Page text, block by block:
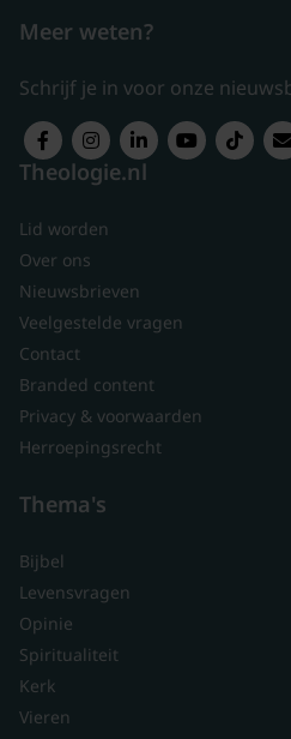
Meer weten?
Schrijf je in voor onze
Theologie.nl
Lid worden
Over ons
Nieuwsbrieven
Veelgestelde vragen
Contact
Branded content
Privacy & voorwaarden
Herroepingsrecht
Thema's
Bijbel
Levensvragen
Opinie
Spiritualiteit
Kerk
Vieren